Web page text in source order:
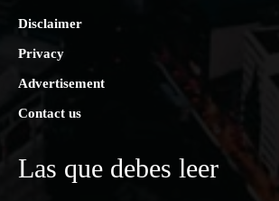
Disclaimer
Privacy
Advertisement
Contact us
Las que debes leer